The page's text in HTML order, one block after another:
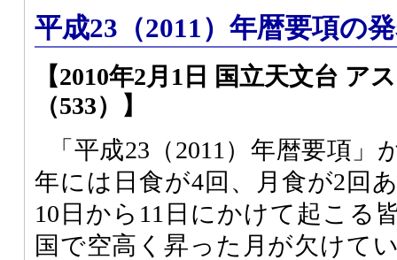
平成23（2011）年暦要項の
【2010年2月1日 国立天文台 ア
（533）】
「平成23（2011）年暦要項
年には日食が4回、月食が2回
10日から11日にかけて起こる
国で空高く昇った月が欠けて